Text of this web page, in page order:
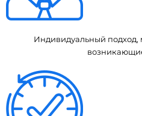
Индивидуальный